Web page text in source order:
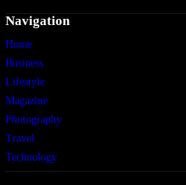
Navigation
Home
Business
Lifestyle
Magazine
Photography
Travel
Technology